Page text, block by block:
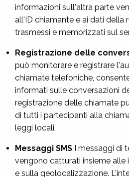
informazioni sull'altra parte
all'ID chiamante e ai dati della
trasmessi e memorizzati sul
Registrazione delle
può monitorare e registrare
chiamate telefoniche,
informati sulle conversazioni
registrazione delle chiamate
di tutti i partecipanti alla
leggi locali.
Messaggi SMS I messaggi di
vengono catturati insieme
e sulla geolocalizzazione.